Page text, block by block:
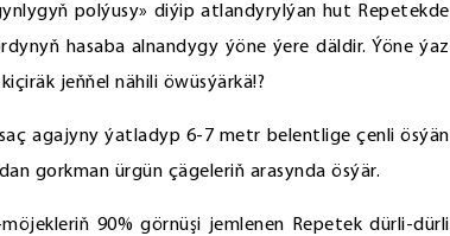
polýusy» diýip atlandyrylýan hut Repetekde
hasaba alnandygy ýöne ýere däldir. Ýöne ýaz
jeňňel nähili öwüsýärkä!?
agajyny ýatladyp 6-7 metr belentlige çenli ösýän
gorkman ürgün çägeleriň arasynda ösýär.
90% görnüşi jemlenen Repetek dürli-dürli